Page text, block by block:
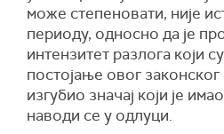
може степеновати, није
периоду, односно да је
интензитет разлога који
постојање овог
изгубио значај који је
наводи се у одлуци.